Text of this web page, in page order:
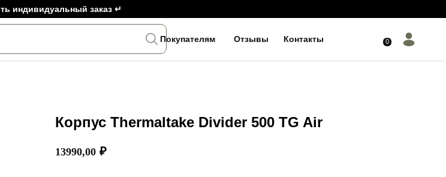
Покупателям 0
Отзывы Контакты
индивидуальный заказ ↵
Корпус Thermaltake Divider 500 TG Air
13990,00 ₽